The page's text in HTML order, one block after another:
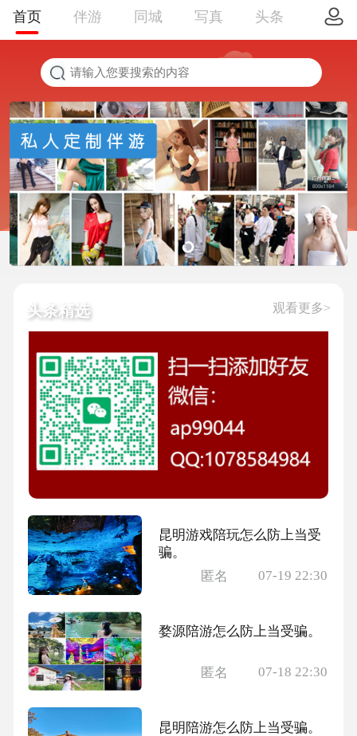
首页 伴游 同城 写真 头条
头条精选 观看更多>
昆明游戏陪玩怎么防上当受
骗。
匿名
07-19 22:30
婺源陪游怎么防上当受骗。
匿名 07-18 22:30
昆明陪游怎么防上当受骗。